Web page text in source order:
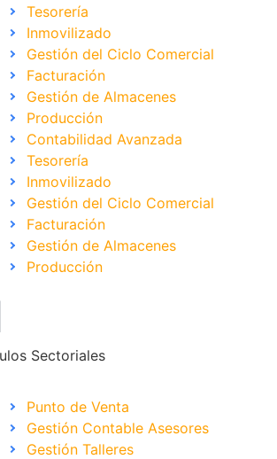
Tesorería
Inmovilizado
Gestión del Ciclo Comercial
Facturación
Gestión de Almacenes
Producción
Contabilidad Avanzada
Tesorería
Inmovilizado
Gestión del Ciclo Comercial
Facturación
Gestión de Almacenes
Producción
Sectoriales
Punto de Venta
Gestión Contable Asesores
Gestión Talleres